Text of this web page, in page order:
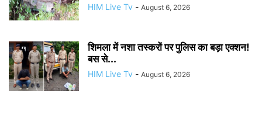
HIM Live Tv - August 6, 2026
शिमला में नशा तस्करों पर पुलिस का बड़ा एक्शन!
बस से...
HIM Live Tv - August 6, 2026